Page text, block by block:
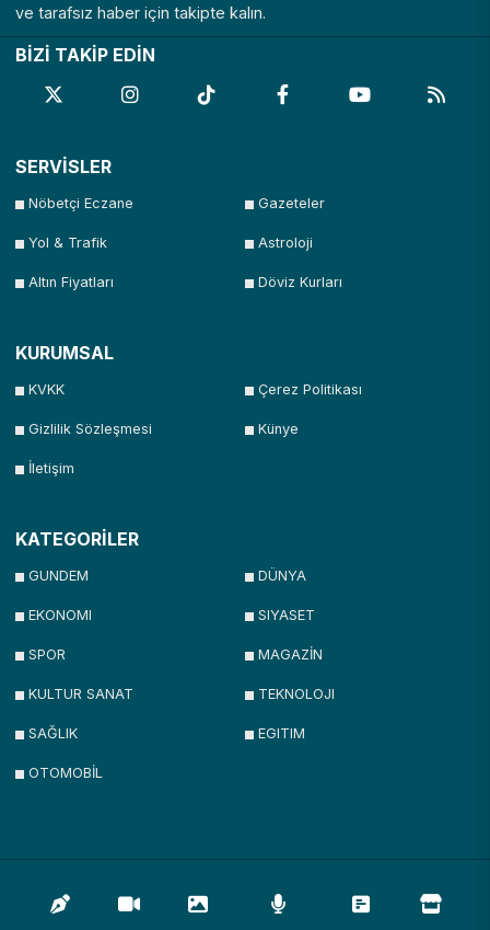
ve tarafsız haber için takipte kalın.
BİZİ TAKİP EDİN
SERVİSLER
Nöbetçi Eczane Gazeteler
Yol & Trafik Astroloji
Altın Fiyatları Döviz Kurları
KURUMSAL
KVKK Çerez Politikası
Gizlilik Sözleşmesi Künye
İletişim
KATEGORİLER
GUNDEM DÜNYA
EKONOMI SIYASET
SPOR MAGAZİN
KULTUR SANAT TEKNOLOJI
SAĞLIK EGITIM
OTOMOBİL